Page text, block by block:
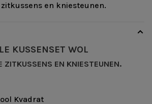
en kniesteunen.
KUSSENSET WOL
ZITKUSSENS EN KNIESTEUNEN.
Kvadrat